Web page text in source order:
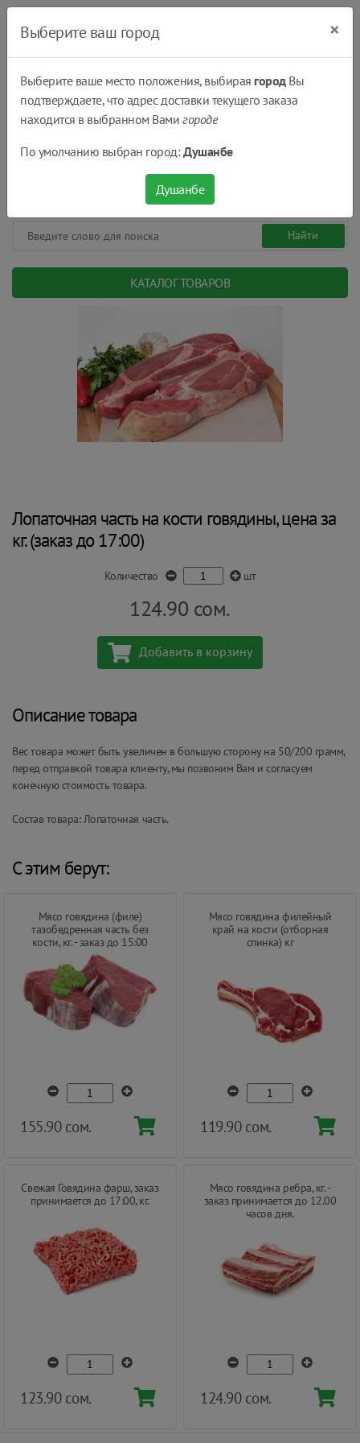
КАТАЛОГ ТОВАРОВ
Лопаточная часть на кости говядины, цена за
кг. (заказ до 17:00)
Количество шт
124.90 сом.
Добавить в корзину
Описание товара
Вес товара может быть увеличен в большую сторону на 50/200 грамм,
перед отправкой товара клиенту, мы позвоним Вам и согласуем
конечную стоимость товара.
Состав товара: Лопаточная часть.
С этим берут:
Мясо говядина (филе)
тазобедренная часть без
кости, кг. - заказ до 15:00
155.90 сом.
Мясо говядина филейный
край на кости (отборная
спинка) кг
119.90 сом.
Свежая Говядина фарш, заказ
принимается до 17:00, кг.
123.90 сом.
Мясо говядина ребра, кг. -
заказ принимается до 12.00
часов дня.
124.90 сом.
Выберите ваш город ×
Выберите ваше место положения, выбирая городВы
подтверждаете, что адрес доставки текущего заказа
находится в выбранном Вамигороде
По умолчанию выбран город:Душанбе
Душанбе